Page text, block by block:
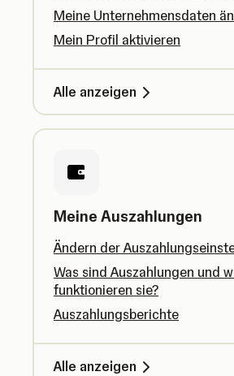
Meine Unternehmensdaten
Mein Profil aktivieren
Alle anzeigen
Meine Auszahlungen
Ändern der
Was sind Auszahlungen und
funktionieren sie?
Auszahlungsberichte
Alle anzeigen